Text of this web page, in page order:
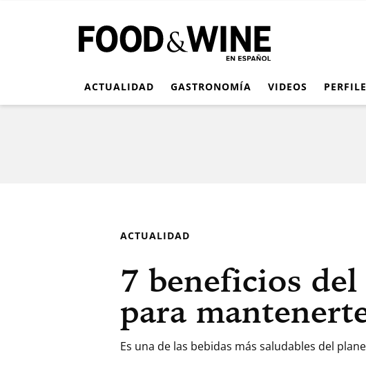
ACTUALIDAD GASTRONOMÍA VIDEOS
ACTUALIDAD
7 beneficios
para
Es una de las bebidas más saludables del